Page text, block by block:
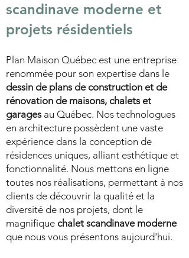
scandinave moderne et
projets résidentiels
Plan Maison Québec est une entreprise
renommée pour son expertise dans le
dessin de plans de construction et de
rénovation de maisons, chalets et
garagesau Québec. Nos technologues
en architecture possèdent une vaste
expérience dans la conception de
résidences uniques, alliant esthétique et
fonctionnalité. Nous mettons en ligne
toutes nos réalisations, permettant à nos
clients de découvrir la qualité et la
diversité de nos projets, dont le
magnifique chalet scandinave moderne
que nous vous présentons aujourd'hui.